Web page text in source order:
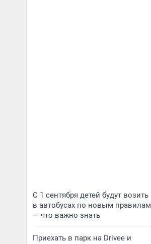
С 1 сентября детей будут возить
в автобусах по новым правилам
— что важно знать
Приехать в парк на Drivee и